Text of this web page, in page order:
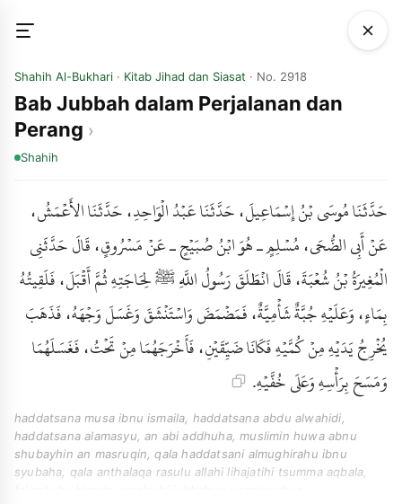
Shahih Al-Bukhari · Kitab Jihad dan Siasat · No. 2918
Bab Jubbah dalam Perjalanan dan
Perang
Shahih
حَدَّثَنَا مُوسَى بْنُ إِسْمَاعِيلَ، حَدَّثَنَا عَبْدُ الْوَاحِدِ، حَدَّثَنَا الأَعْمَشُ،
عَنْ أَبِي الضُّحَى، مُسْلِمٍ ـ هُوَ ابْنُ صُبَيْحٍ ـ عَنْ مَسْرُوقٍ، قَالَ حَدَّثَنِي
الْمُغِيرَةُ بْنُ شُعْبَةَ، قَالَ انْطَلَقَ رَسُولُ اللَّهِ ﷺ لِحَاجَتِهِ ثُمَّ أَقْبَلَ، فَلَقِيتُهُ
بِمَاءٍ، وَعَلَيْهِ جُبَّةٌ شَأْمِيَّةٌ، فَمَضْمَضَ وَاسْتَنْشَقَ وَغَسَلَ وَجْهَهُ، فَذَهَبَ
يُخْرِجُ يَدَيْهِ مِنْ كُمَّيْهِ فَكَانَا ضَيِّقَيْنِ، فَأَخْرَجَهُمَا مِنْ تَحْتُ، فَغَسَلَهُمَا
وَمَسَحَ بِرَأْسِهِ وَعَلَى خُفَّيْهِ.
haddatsana musa ibnu ismaila, haddatsana abdu alwahidi,
haddatsana alamasyu, an abi addhuha, muslimin huwa abnu
shubayhin an masruqin, qala haddatsani almughirahu ibnu
syubaha, qala anthalaqa rasulu allahi lihajatihi tsumma aqbala,